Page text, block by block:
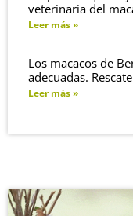
veterinaria del
Leer más »
Los macacos de
adecuadas.
Leer más »